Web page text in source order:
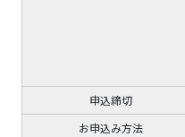
申込締切​
お申込み方法